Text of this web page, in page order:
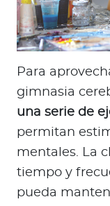
Para
gimnasia
una serie de
permitan
mentales. La
tiempo y
pueda